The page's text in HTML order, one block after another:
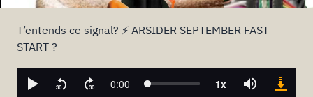
T’entends ce signal? ⚡ ARSIDER SEPTEMBER FAST
START ?